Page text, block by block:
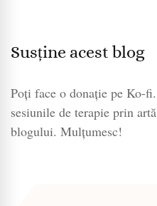
Susține acest blog
Poți face o donație pe Ko-
sesiunile de terapie prin
blogului. Mulțumesc!